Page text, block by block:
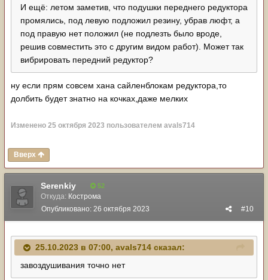
И ещё: летом заметив, что подушки переднего редуктора
промялись, под левую подложил резину, убрав люфт, а
под правую нет положил (не подлезть было вроде,
решив совместить это с другим видом работ). Может так
вибрировать передний редуктор?
ну если прям совсем хана сайленблокам редуктора,то
долбить будет знатно на кочках,даже мелких
Изменено 25 октября 2023 пользователем avals714
Вверх
Serenkiy 52
Откуда: Кострома
#10
Опубликовано: 26 октября 2023
25.10.2023 в 07:00, avals714 сказал:
завоздушивания точно нет